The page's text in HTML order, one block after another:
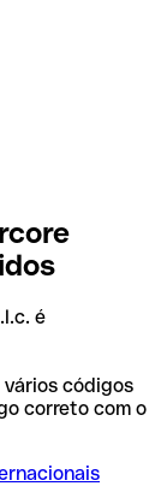
é
vários códigos
correto com o